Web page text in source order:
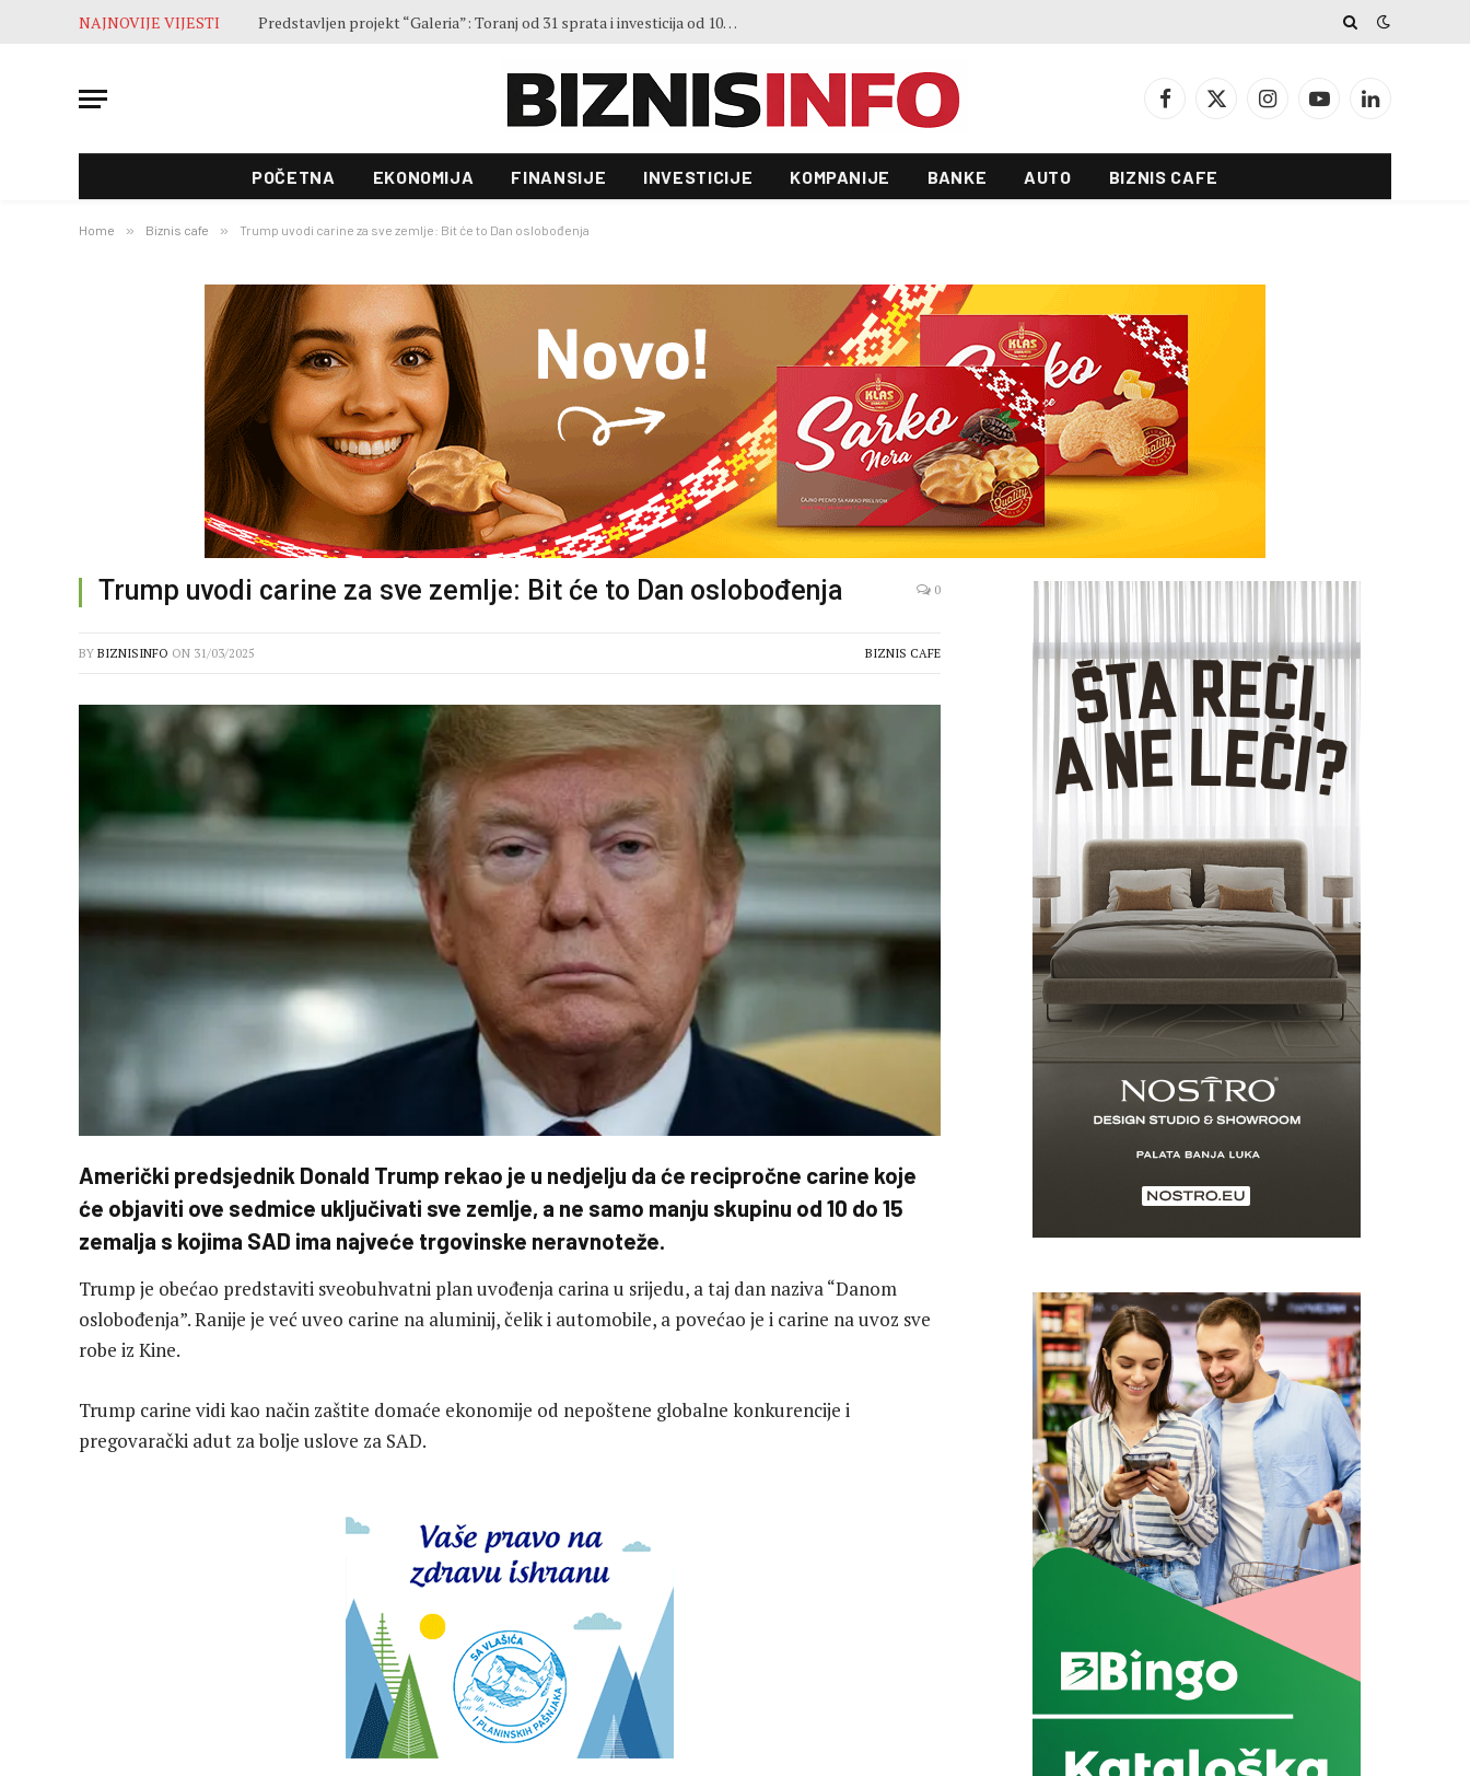
NAJNOVIJE VIJESTI Završne pripreme pred otvaranje 53. Sajma šljive u Gradačcu
Facebook
X
InstagramYouTubeLinkedIn
POČETNA EKONOMIJA FINANSIJE INVESTICIJE KOMPANIJE BANKE AUTO BIZNIS CAFE
Home » Biznis cafe » Trump uvodi carine za sve zemlje: Bit će to Dan oslobođenja
Trump uvodi carine za sve zemlje: Bit će to Dan oslobođenja 0
BY BIZNISINFO ON 31/03/2025 BIZNIS CAFE
Američki predsjednik Donald Trump rekao je u nedjelju da će recipročne carine koje
će objaviti ove sedmice uključivati sve zemlje, a ne samo manju skupinu od 10 do 15
zemalja s kojima SAD ima najveće trgovinske neravnoteže.
Trump je obećao predstaviti sveobuhvatni plan uvođenja carina u srijedu, a taj dan naziva “Danom
oslobođenja”. Ranije je već uveo carine na aluminij, čelik i automobile, a povećao je i carine na uvoz sve
robe iz Kine.
Trump carine vidi kao način zaštite domaće ekonomije od nepoštene globalne konkurencije i
pregovarački adut za bolje uslove za SAD.